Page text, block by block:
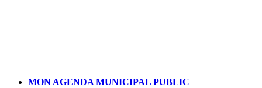
MON AGENDA MUNICIPAL PUBLIC